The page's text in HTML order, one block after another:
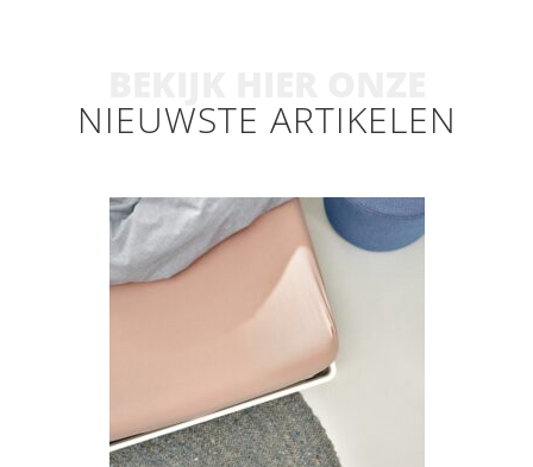
NIEUWSTE ARTIKELEN